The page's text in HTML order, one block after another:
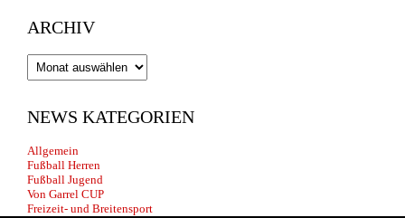
ARCHIV
Archiv
NEWS KATEGORIEN
Allgemein
Fußball Herren
Fußball Jugend
Von Garrel CUP
Freizeit- und Breitensport